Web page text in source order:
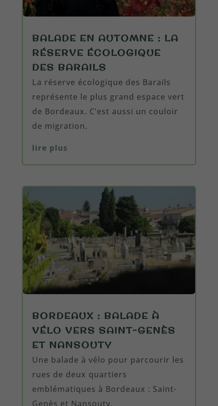
BALADE EN AUTOMNE : LA
RÉSERVE ÉCOLOGIQUE
DES BARAILS
La réserve écologique des Barails
représente le plus grand espace vert
de Bordeaux. C’est aussi un couloir
de migration.
lire plus
BORDEAUX : BALADE À
VÉLO VERS SAINT-GENÈS
ET NANSOUTY
Une balade à vélo pour parcourir les
rues de deux quartiers
emblématiques à Bordeaux : Saint-
Genès et Nansouty.